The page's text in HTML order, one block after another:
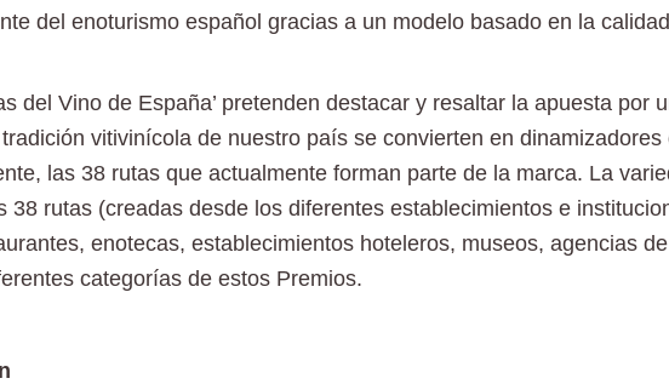
del enoturismo español gracias a un modelo basado en la
del Vino de España’ pretenden destacar y resaltar la apuesta por
vitivinícola de nuestro país se convierten en
las 38 rutas que actualmente forman parte de la marca. La
38 rutas (creadas desde los diferentes establecimientos e
enotecas, establecimientos hoteleros, museos, agencias
categorías de estos Premios.